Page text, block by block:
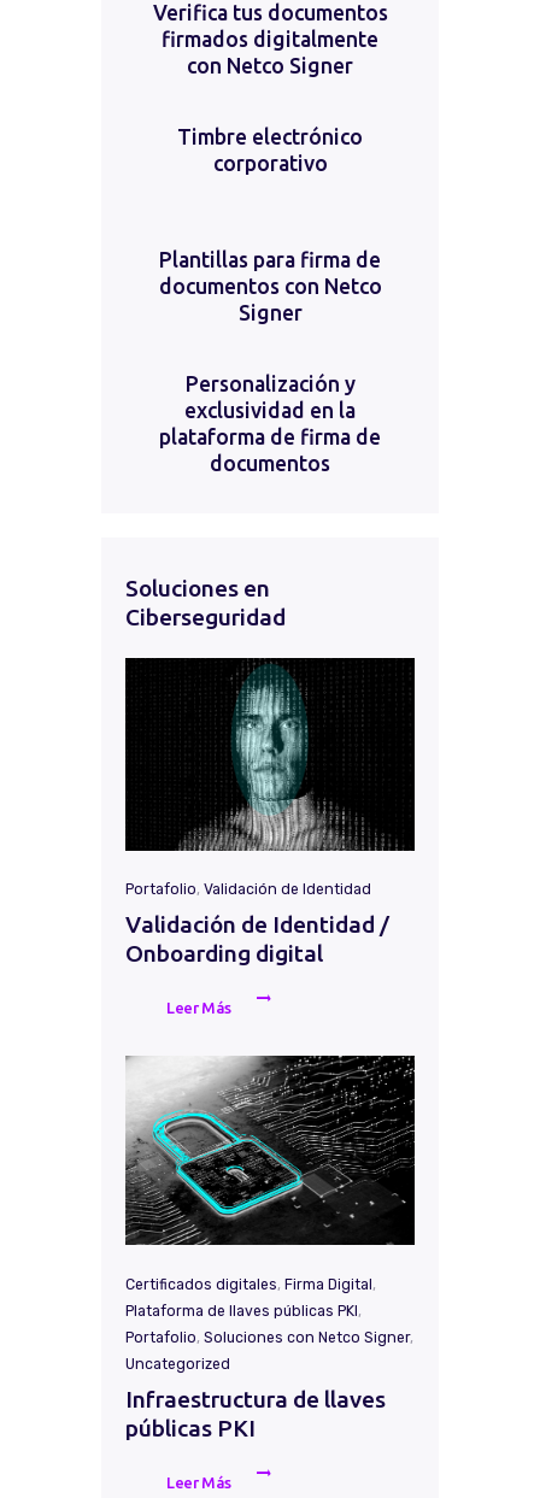
Verifica tus documentos
firmados digitalmente
con Netco Signer
Timbre electrónico
corporativo
Plantillas para firma de
documentos con Netco
Signer
Personalización y
exclusividad en la
plataforma de firma de
documentos
Soluciones en
Ciberseguridad
Portafolio, Validación de Identidad
Validación de Identidad /
Onboarding digital
Leer Más
Certificados digitales, Firma Digital,
Plataforma de llaves públicas PKI,
Portafolio, Soluciones con Netco Signer,
Uncategorized
Infraestructura de llaves
públicas PKI
Leer Más